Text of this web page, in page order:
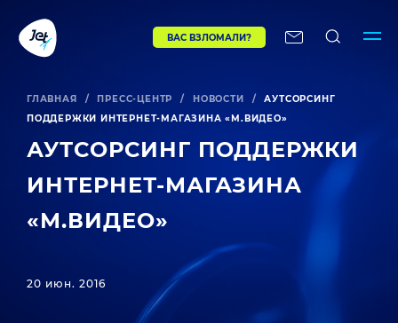
ВАС ВЗЛОМАЛИ?
ГЛАВНАЯ / ПРЕСС-ЦЕНТР / НОВОСТИ /
АУТСОРСИНГ
ПОДДЕРЖКИ ИНТЕРНЕТ-МАГАЗИНА «М.ВИДЕО»
АУТСОРСИНГ ПОДДЕРЖКИ
ИНТЕРНЕТ-МАГАЗИНА
«М.ВИДЕО»
20 июн. 2016